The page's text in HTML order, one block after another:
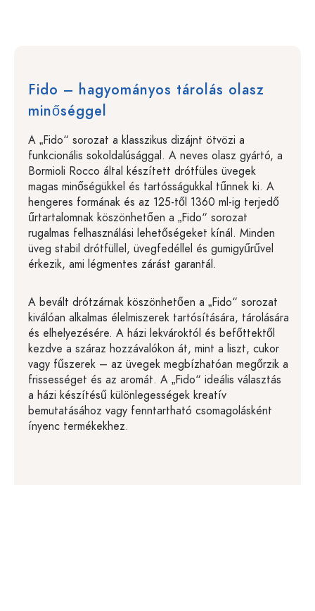
Fido – hagyományos tárolás olasz
minőséggel
A „Fido“ sorozat a klasszikus dizájnt ötvözi a
funkcionális sokoldalúsággal. A neves olasz gyártó, a
Bormioli Rocco által készített drótfüles üvegek
magas minőségükkel és tartósságukkal tűnnek ki. A
hengeres formának és az 125-től 1360 ml-ig terjedő
űrtartalomnak köszönhetően a „Fido“ sorozat
rugalmas felhasználási lehetőségeket kínál. Minden
üveg stabil drótfüllel, üvegfedéllel és gumigyűrűvel
érkezik, ami légmentes zárást garantál.
A bevált drótzárnak köszönhetően a „Fido“ sorozat
kiválóan alkalmas élelmiszerek tartósítására, tárolására
és elhelyezésére. A házi lekvároktól és befőttektől
kezdve a száraz hozzávalókon át, mint a liszt, cukor
vagy fűszerek – az üvegek megbízhatóan megőrzik a
frissességet és az aromát. A „Fido“ ideális választás
a házi készítésű különlegességek kreatív
bemutatásához vagy fenntartható csomagolásként
ínyenc termékekhez.